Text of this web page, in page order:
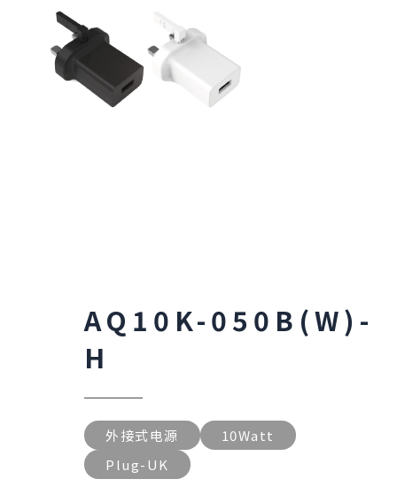
AQ10K-050B(W)-
H
外接式电源
10Watt
Plug-UK